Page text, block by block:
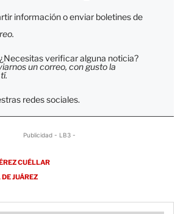
información o enviar boletines de
verificar alguna noticia?
un correo, con gusto la
redes sociales.
Publicidad - LB3 -
CUÉLLAR
JUÁREZ